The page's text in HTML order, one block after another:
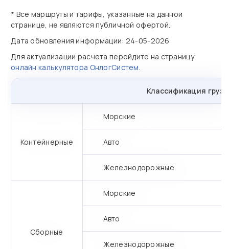
* Все маршруты и тарифы, указанные на данной
странице, не являются публичной офертой.
Дата обновления информации: 24-05-2026
Для актуализации расчета перейдите на страницу
онлайн калькулятора ОнлогСистем.
Классификация
Контейнерные
Морские
Авто
Железнодорожные
Сборные
Морские
Авто
Железнодорожные